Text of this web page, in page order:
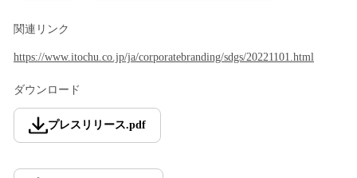
関連リンク
https://www.itochu.co.jp/ja/corporatebranding/sdgs/20221101.html
ダウンロード
プレスリリース.pdf